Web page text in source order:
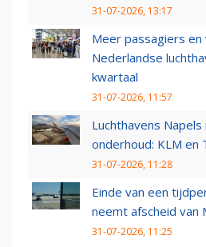
31-07-2026, 13:17
Meer passagiers en
Nederlandse
kwartaal
31-07-2026, 11:57
Luchthavens
onderhoud: KLM en
31-07-2026, 11:28
Einde van een
neemt afscheid van
31-07-2026, 11:25